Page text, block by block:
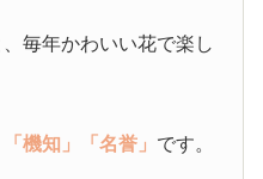
毎年かわいい花で楽し
「機知」 「名誉」 です。